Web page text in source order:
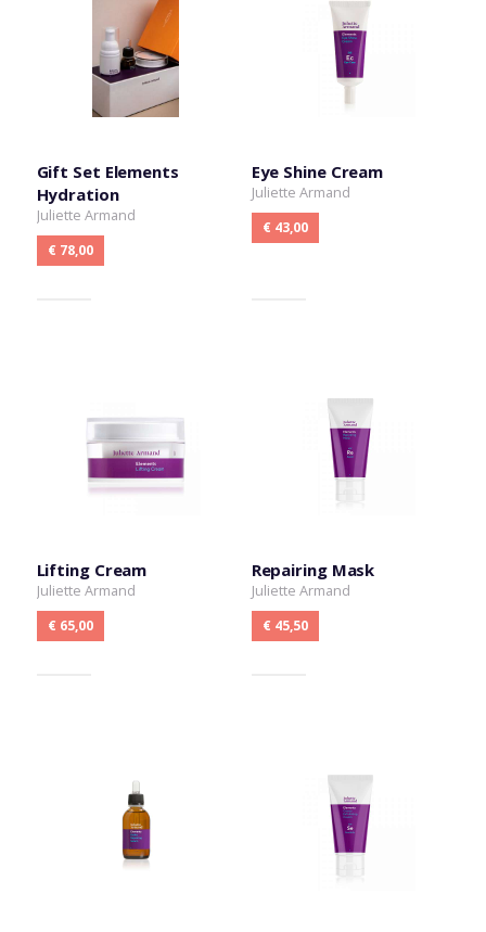
Gift Set Elements
Hydration
Juliette Armand
€ 78,00
Eye Shine Cream
Juliette Armand
€ 43,00
Lifting Cream
Juliette Armand
€ 65,00
Repairing Mask
Juliette Armand
€ 45,50